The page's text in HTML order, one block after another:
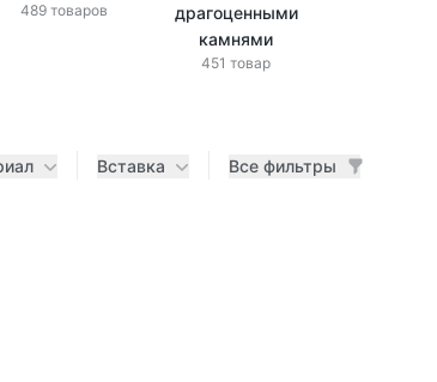
489 товаров
драгоценными
камнями
451 товар
Вставка Все фильтры